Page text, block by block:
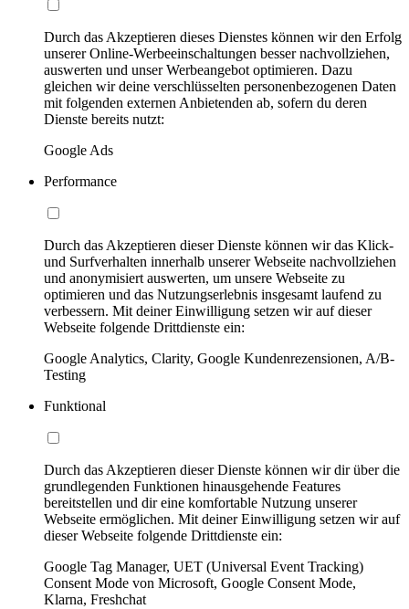
Durch das Akzeptieren dieses Dienstes können wir den Erfolg
unserer Online-Werbeeinschaltungen besser nachvollziehen,
auswerten und unser Werbeangebot optimieren. Dazu
gleichen wir deine verschlüsselten personenbezogenen Daten
mit folgenden externen Anbietenden ab, sofern du deren
Dienste bereits nutzt:
Google Ads
Performance
Durch das Akzeptieren dieser Dienste können wir das Klick-
und Surfverhalten innerhalb unserer Webseite nachvollziehen
und anonymisiert auswerten, um unsere Webseite zu
optimieren und das Nutzungserlebnis insgesamt laufend zu
verbessern. Mit deiner Einwilligung setzen wir auf dieser
Webseite folgende Drittdienste ein:
Google Analytics, Clarity, Google Kundenrezensionen, A/B-
Testing
Funktional
Durch das Akzeptieren dieser Dienste können wir dir über die
grundlegenden Funktionen hinausgehende Features
bereitstellen und dir eine komfortable Nutzung unserer
Webseite ermöglichen. Mit deiner Einwilligung setzen wir auf
dieser Webseite folgende Drittdienste ein:
Google Tag Manager, UET (Universal Event Tracking)
Consent Mode von Microsoft, Google Consent Mode,
Klarna, Freshchat